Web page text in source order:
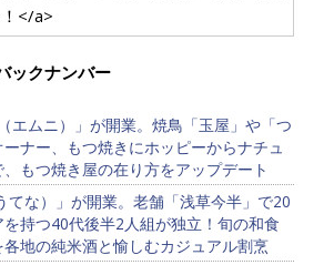
</a>
クナンバー
エムニ）」が開業。焼鳥「玉屋」や「つ
ナー、もつ焼きにホッピーからナチュ
もつ焼き屋の在り方をアップデート
てな）」が開業。老舗「浅草今半」で20
持つ40代後半2人組が独立！旬の和食
各地の純米酒と愉しむカジュアル割烹